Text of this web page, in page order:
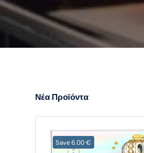
Νέα Προϊόντα
Save 6.00 €